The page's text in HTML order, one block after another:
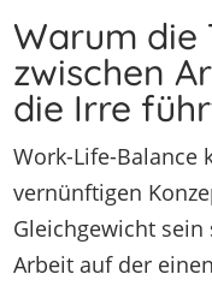
Warum die
zwischen
die Irre
Work-Life-Balance
vernünftigen
Gleichgewicht
Arbeit auf der